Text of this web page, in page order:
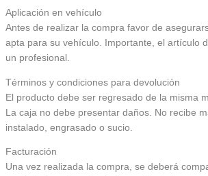
Aplicación en vehículo
Antes de realizar la compra favor de
apta para su vehículo. Importante, el artículo
un profesional.
Términos y condiciones para devolución
El producto debe ser regresado de la misma
La caja no debe presentar daños. No recibe
instalado, engrasado o sucio.
Facturación
Una vez realizada la compra, se deberá